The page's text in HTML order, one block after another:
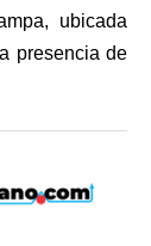
ubicada
presencia de